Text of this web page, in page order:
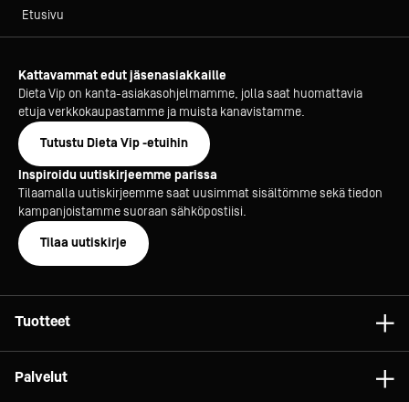
Etusivu
Kattavammat edut jäsenasiakkaille
Dieta Vip on kanta-asiakasohjelmamme, jolla saat huomattavia
etuja verkkokaupastamme ja muista kanavistamme.
Tutustu Dieta Vip -etuihin
Inspiroidu uutiskirjeemme parissa
Tilaamalla uutiskirjeemme saat uusimmat sisältömme sekä tiedon
kampanjoistamme suoraan sähköpostiisi.
Tilaa uutiskirje
Tuotteet
Palvelut